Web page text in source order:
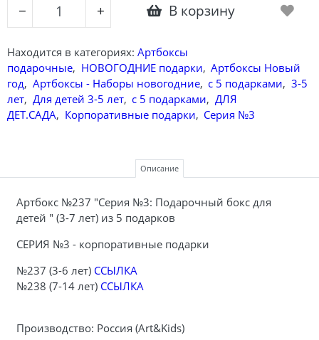
− + В корзину
Находится в категориях: Артбоксы
подарочные, НОВОГОДНИЕ подарки, Артбоксы Новый
год, Артбоксы - Наборы новогодние, с 5 подарками, 3-5
лет, Для детей 3-5 лет, с 5 подарками, ДЛЯ
ДЕТ.САДА, Корпоративные подарки, Серия №3
Описание
Артбокс №237 "Серия №3: Подарочный бокс для
детей " (3-7 лет) из 5 подарков
СЕРИЯ №3 - корпоративные подарки
№237 (3-6 лет) ССЫЛКА
№238 (7-14 лет) ССЫЛКА
Производство: Россия (Art&Kids)